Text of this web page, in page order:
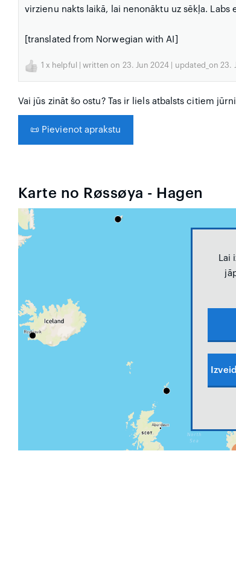
virzienu nakts laikā, lai nenonāktu uz sēkļa. Labs
[translated from Norwegian with AI]
1 x helpful | written on 23. Jun 2024 | updated_on 23.
Vai jūs zināt šo ostu? Tas ir liels atbalsts citiem
📜 Pievienot aprakstu
Karte no Røssøya - Hagen
Lai